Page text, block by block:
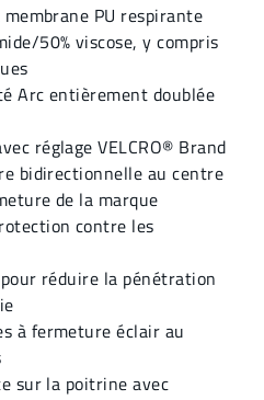
PU respirante
50% viscose, y compris
Arc entièrement doublée
réglage VELCRO® Brand
bidirectionnelle au centre
de la marque
contre les
réduire la pénétration
à fermeture éclair au
sur la poitrine avec